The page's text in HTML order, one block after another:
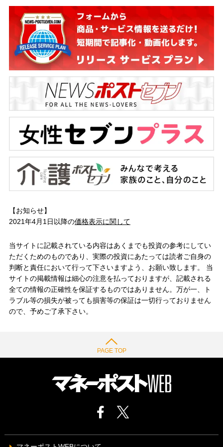
【お知らせ】
2021年4月1日以降の価格表示に関して
当サイトに記載されている内容はあくまでも投資の参考にしてい
ただくためのものであり、実際の投資にあたっては読者ご自身の
判断と責任において行って下さいますよう、お願い致します。 当
サイトの掲載情報は細心の注意を払っておりますが、記載される
全ての情報の正確性を保証するものではありません。万が一、ト
ラブル等の損失が被っても損害等の保証は一切行っておりません
ので、予めご了承下さい。
PAGE TOP